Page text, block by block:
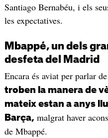
Santiago Bernabéu, i els
les expectatives.
Mbappé, un dels
desfeta del Madrid
Encara és aviat per parlar
troben la manera de
mateix estan a anys
Barça, malgrat haver
de Mbappé.